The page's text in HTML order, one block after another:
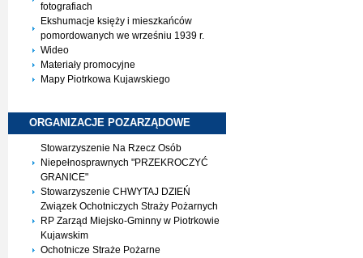
fotografiach
Ekshumacje księży i mieszkańców
pomordowanych we wrześniu 1939 r.
Wideo
Materiały promocyjne
Mapy Piotrkowa Kujawskiego
ORGANIZACJE POZARZĄDOWE
Stowarzyszenie Na Rzecz Osób
Niepełnosprawnych "PRZEKROCZYĆ
GRANICE"
Stowarzyszenie CHWYTAJ DZIEŃ
Związek Ochotniczych Straży Pożarnych
RP Zarząd Miejsko-Gminny w Piotrkowie
Kujawskim
Ochotnicze Straże Pożarne